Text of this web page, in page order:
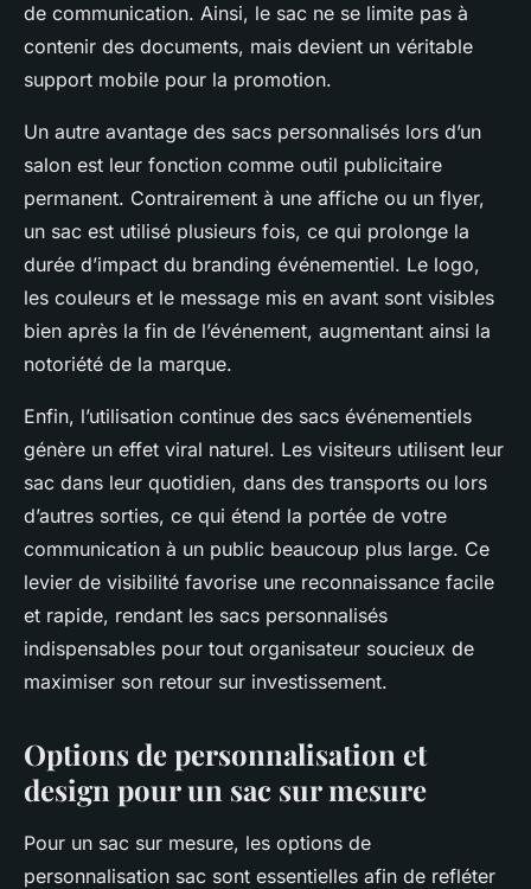
de communication. Ainsi, le sac ne se limite pas à
contenir des documents, mais devient un véritable
support mobile pour la promotion.
Un autre avantage des sacs personnalisés lors d’un
salon est leur fonction comme outil publicitaire
permanent. Contrairement à une affiche ou un flyer,
un sac est utilisé plusieurs fois, ce qui prolonge la
durée d’impact du branding événementiel. Le logo,
les couleurs et le message mis en avant sont visibles
bien après la fin de l’événement, augmentant ainsi la
notoriété de la marque.
Enfin, l’utilisation continue des sacs événementiels
génère un effet viral naturel. Les visiteurs utilisent leur
sac dans leur quotidien, dans des transports ou lors
d’autres sorties, ce qui étend la portée de votre
communication à un public beaucoup plus large. Ce
levier de visibilité favorise une reconnaissance facile
et rapide, rendant les sacs personnalisés
indispensables pour tout organisateur soucieux de
maximiser son retour sur investissement.
Options de personnalisation et
design pour un sac sur mesure
Pour un sac sur mesure, les options de
personnalisation sac sont essentielles afin de refléter